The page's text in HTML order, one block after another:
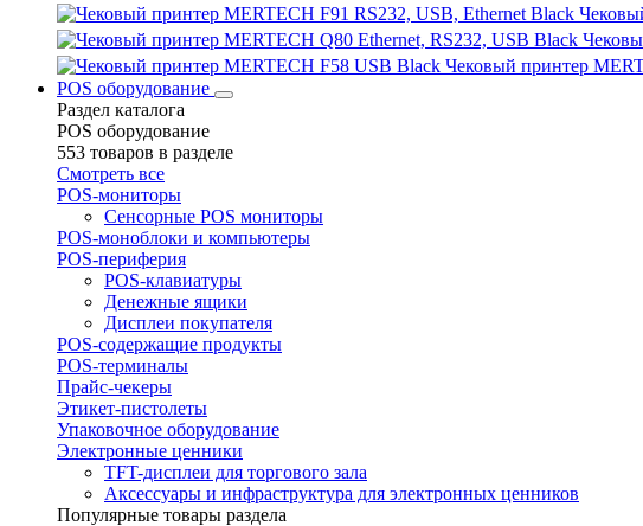
Чековый принтер
POS оборудование
Раздел каталога
POS оборудование
553 товаров в разделе
Смотреть все
POS-мониторы
Сенсорные POS мониторы
POS-моноблоки и компьютеры
POS-периферия
POS-клавиатуры
Денежные ящики
Дисплеи покупателя
POS-содержащие продукты
POS-терминалы
Прайс-чекеры
Этикет-пистолеты
Упаковочное оборудование
Электронные ценники
TFT-дисплеи для торгового зала
Аксессуары и инфраструктура для электронных ценников
Популярные товары раздела